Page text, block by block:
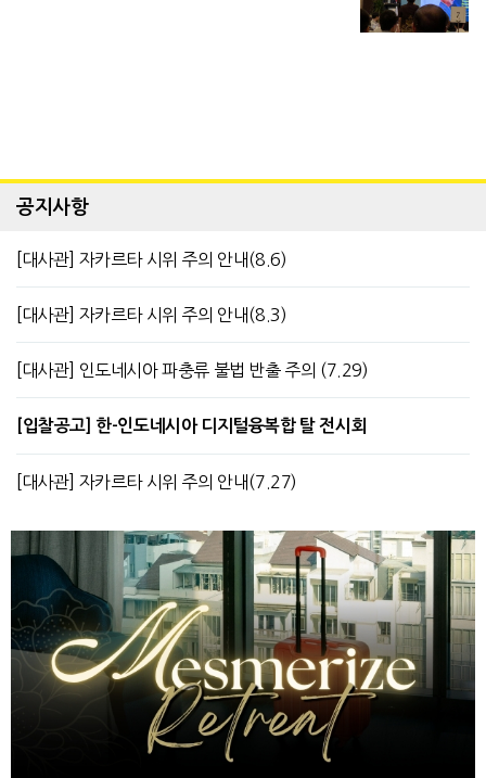
공지사항
[대사관] 자카르타 시위 주의 안내(8.6)
[대사관] 자카르타 시위 주의 안내(8.3)
[대사관] 인도네시아 파충류 불법 반출 주의 (7.29)
[입찰공고] 한-인도네시아 디지털융복합 탈 전시회
[대사관] 자카르타 시위 주의 안내(7.27)